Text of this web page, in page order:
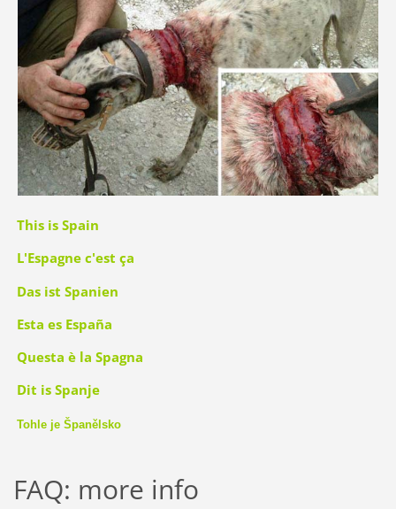
This is Spain
L'Espagne c'est ça
Das ist Spanien
Esta es España
Questa è la Spagna
Dit is Spanje
Tohle je Španělsko
FAQ: more info